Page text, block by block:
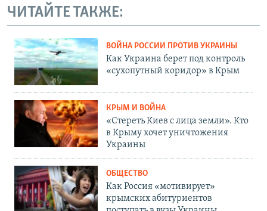
ЧИТАЙТЕ ТАКЖЕ:
ВОЙНА РОССИИ ПРОТИВ УКРАИНЫ
Как Украина берет под контроль
«сухопутный коридор» в Крым
КРЫМ И ВОЙНА
«Стереть Киев с лица земли». Кто
в Крыму хочет уничтожения
Украины
ОБЩЕСТВО
Как Россия «мотивирует»
крымских абитуриентов